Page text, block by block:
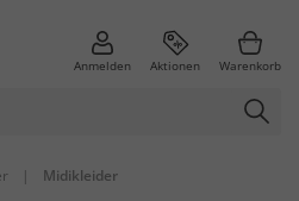
Anmelden Aktionen Warenkorb
| Midikleider